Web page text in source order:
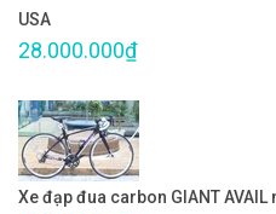
USA
28.000.000₫
Xe đạp đua carbon GIANT